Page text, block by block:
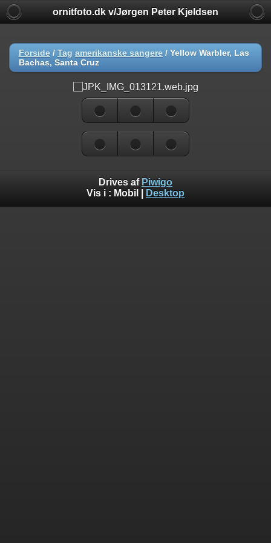
ornitfoto.dk v/Jørgen Peter Kjeldsen
Forside / Tag amerikanske sangere / Yellow Warbler, Las
Bachas, Santa Cruz
Drives af Piwigo
Vis i : Mobil Desktop